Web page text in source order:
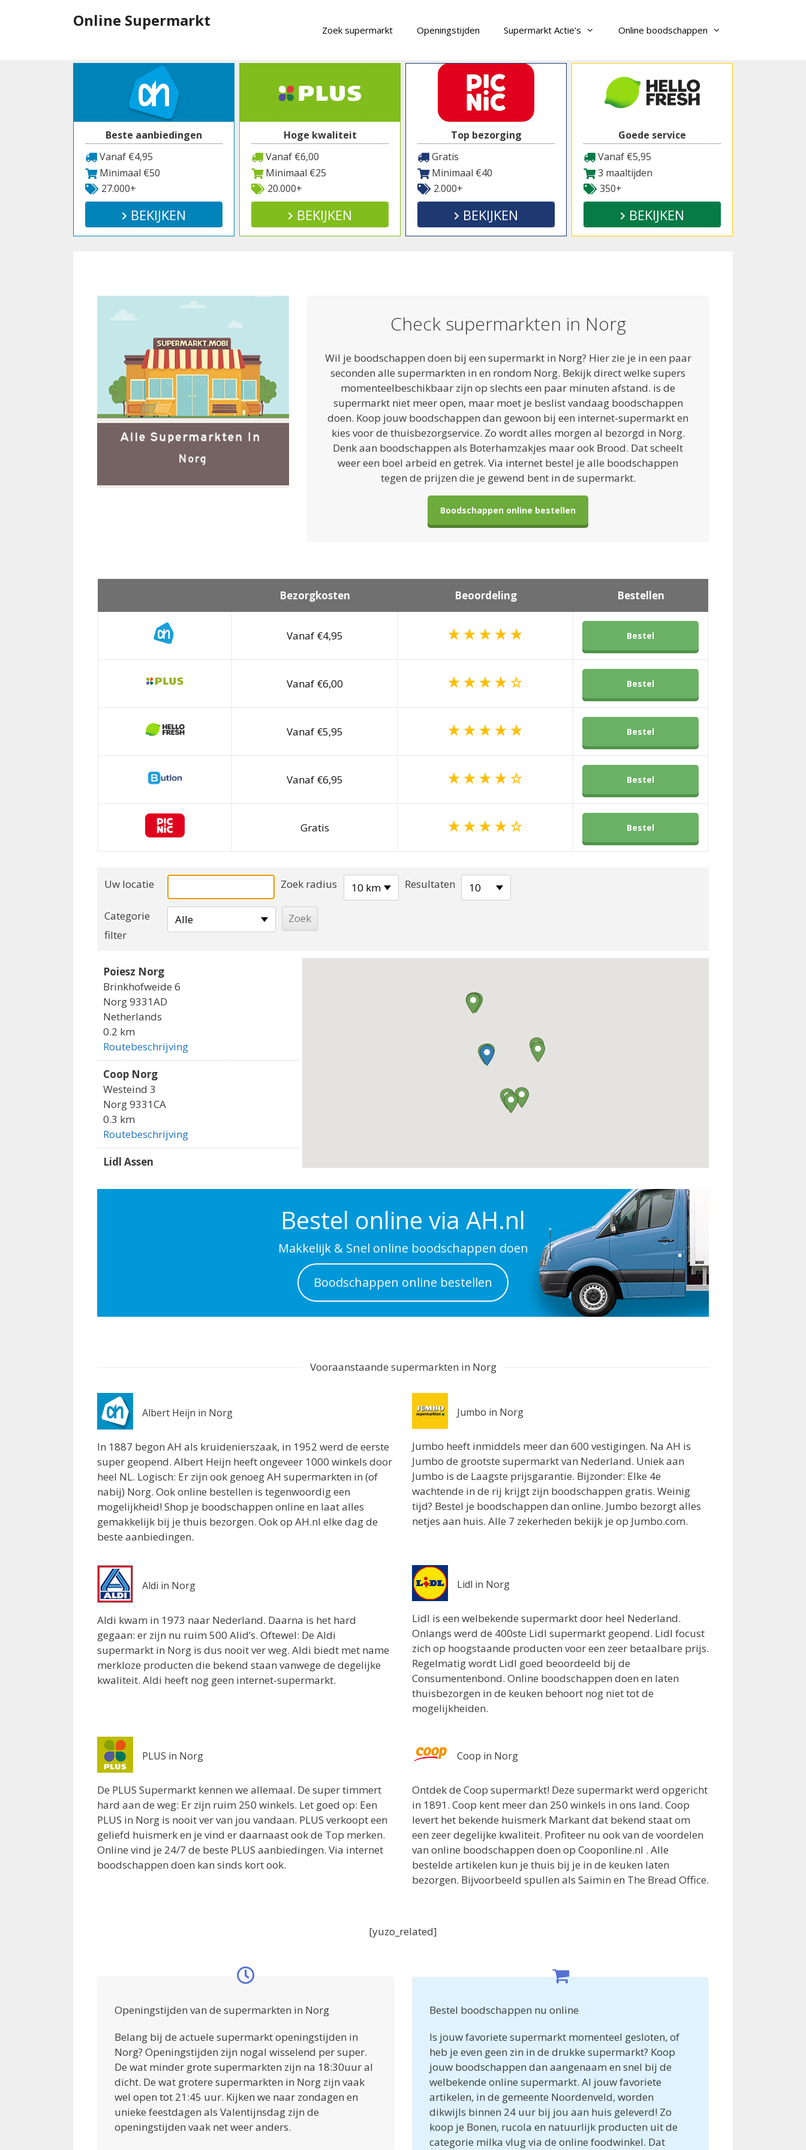
Online Supermarkt Zoek supermarkt Openingstijden Supermarkt Actie’s Online boodschappen
Beste aanbiedingen
Vanaf €4,95
Minimaal €50
27.000+
BEKIJKEN
Hoge kwaliteit
Vanaf €6,00
Minimaal €25
20.000+
BEKIJKEN
Top bezorging
Gratis
Minimaal €40
2.000+
BEKIJKEN
Goede service
Vanaf €5,95
3 maaltijden
350+
BEKIJKEN
Check supermarkten in Norg
Wil je boodschappen doen bij een supermarkt in Norg? Hier zie je in een paar
seconden alle supermarkten in en rondom Norg. Bekijk direct welke supers
momenteelbeschikbaar zijn op slechts een paar minuten afstand. is de
supermarkt niet meer open, maar moet je beslist vandaag boodschappen
doen. Koop jouw boodschappen dan gewoon bij een internet-supermarkt en
kies voor de thuisbezorgservice. Zo wordt alles morgen al bezorgd in Norg.
Denk aan boodschappen als Boterhamzakjes maar ook Brood. Dat scheelt
weer een boel arbeid en getrek. Via internet bestel je alle boodschappen
tegen de prijzen die je gewend bent in de supermarkt.
Boodschappen online bestellen
Bezorgkosten Beoordeling Bestellen
Vanaf €4,95 Bestel
Vanaf €6,00 Bestel
Vanaf €5,95 Bestel
Vanaf €6,95 Bestel
Gratis Bestel
Uw locatie Zoek radius 10 km Resultaten 10
Categorie
filter
Alle
Poiesz Norg
Brinkhofweide 6
Norg 9331AD
Netherlands
0.2 km
Routebeschrijving
Coop Norg
Westeind 3
Norg 9331CA
0.3 km
Routebeschrijving
Lidl Assen
Assen 9408HM
Routebeschrijving
Albert Heijn Assen
Assen 9408MH
8.2 km
Routebeschrijving
Albert Heijn Roden
Julianaplein 13
Roden 9301LA
Routebeschrijving
Lidl Roden
Westerbaan 7
Roden 9301AX
8.2 km
Routebeschrijving
Jumbo Roden
Routebeschrijving
Poiesz Assen
Maasstraat 78
Assen 9406RC
Netherlands
8.4 km
Routebeschrijving
Bestel online via AH.nl
Makkelijk & Snel online boodschappen doen
Boodschappen online bestellen
Vooraanstaande supermarkten in Norg
Albert Heijn in Norg
In 1887 begon AH als kruidenierszaak, in 1952 werd de eerste
super geopend. Albert Heijn heeft ongeveer 1000 winkels door
heel NL. Logisch: Er zijn ook genoeg AH supermarkten in (of
nabij) Norg. Ook online bestellen is tegenwoordig een
mogelijkheid! Shop je boodschappen online en laat alles
gemakkelijk bij je thuis bezorgen. Ook op AH.nl elke dag de
beste aanbiedingen.
Jumbo in Norg
Jumbo heeft inmiddels meer dan 600 vestigingen. Na AH is
Jumbo de grootste supermarkt van Nederland. Uniek aan
Jumbo is de Laagste prijsgarantie. Bijzonder: Elke 4e
wachtende in de rij krijgt zijn boodschappen gratis. Weinig
tijd? Bestel je boodschappen dan online. Jumbo bezorgt alles
netjes aan huis. Alle 7 zekerheden bekijk je op Jumbo.com.
Aldi in Norg
Aldi kwam in 1973 naar Nederland. Daarna is het hard
gegaan: er zijn nu ruim 500 Alid’s. Oftewel: De Aldi
supermarkt in Norg is dus nooit ver weg. Aldi biedt met name
merkloze producten die bekend staan vanwege de degelijke
kwaliteit. Aldi heeft nog geen internet-supermarkt.
Lidl in Norg
Lidl is een welbekende supermarkt door heel Nederland.
Onlangs werd de 400ste Lidl supermarkt geopend. Lidl focust
zich op hoogstaande producten voor een zeer betaalbare prijs.
Regelmatig wordt Lidl goed beoordeeld bij de
Consumentenbond. Online boodschappen doen en laten
thuisbezorgen in de keuken behoort nog niet tot de
mogelijkheiden.
PLUS in Norg
De PLUS Supermarkt kennen we allemaal. De super timmert
hard aan de weg: Er zijn ruim 250 winkels. Let goed op: Een
PLUS in Norg is nooit ver van jou vandaan. PLUS verkoopt een
geliefd huismerk en je vind er daarnaast ook de Top merken.
Online vind je 24/7 de beste PLUS aanbiedingen. Via internet
boodschappen doen kan sinds kort ook.
Coop in Norg
Ontdek de Coop supermarkt! Deze supermarkt werd opgericht
in 1891. Coop kent meer dan 250 winkels in ons land. Coop
levert het bekende huismerk Markant dat bekend staat om
een zeer degelijke kwaliteit. Profiteer nu ook van de voordelen
van online boodschappen doen op Cooponline.nl . Alle
bestelde artikelen kun je thuis bij je in de keuken laten
bezorgen. Bijvoorbeeld spullen als Saimin en The Bread Office.
[yuzo_related]
Openingstijden van de supermarkten in Norg
Belang bij de actuele supermarkt openingstijden in
Norg? Openingstijden zijn nogal wisselend per super.
De wat minder grote supermarkten zijn na 18:30uur al
dicht. De wat grotere supermarkten in Norg zijn vaak
wel open tot 21:45 uur. Kijken we naar zondagen en
unieke feestdagen als Valentijnsdag zijn de
openingstijden vaak net weer anders.
Bestel boodschappen nu online
Is jouw favoriete supermarkt momenteel gesloten, of
heb je even geen zin in de drukke supermarkt? Koop
jouw boodschappen dan aangenaam en snel bij de
welbekende online supermarkt. Al jouw favoriete
artikelen, in de gemeente Noordenveld, worden
dikwijls binnen 24 uur bij jou aan huis geleverd! Zo
koop je Bonen, rucola en natuurlijk producten uit de
categorie milka vlug via de online foodwinkel. Dat